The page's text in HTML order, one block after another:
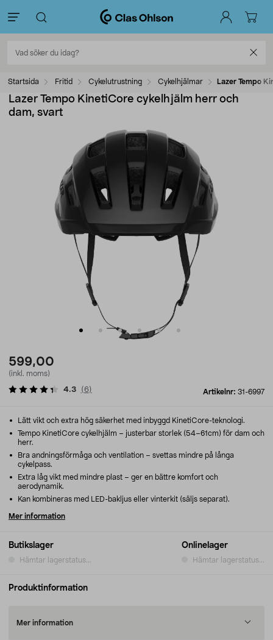
Startsida Fritid Cykelutrustning Cykelhjälmar Lazer Tempo
Lazer Tempo KinetiCore cykelhjälm herr och
dam, svart
599,00
(inkl. moms)
Artikelnr: 31-6997
4.3 (6)
Butikslager
Hämtar lagerstatus...
Onlinelager
Hämtar lagerstatus...
Lätt vikt och extra hög säkerhet med inbyggd KinetiCore-teknologi.
Tempo KinetiCore cykelhjälm – justerbar storlek (54–61cm) för dam och
herr.
Bra andningsförmåga och ventilation – svettas mindre på långa
cykelpass.
Extra låg vikt med mindre plast – ger en bättre komfort och
aerodynamik.
Kan kombineras med LED-bakljus eller vinterkit (säljs separat).
Mer information
Produktinformation
Mer information